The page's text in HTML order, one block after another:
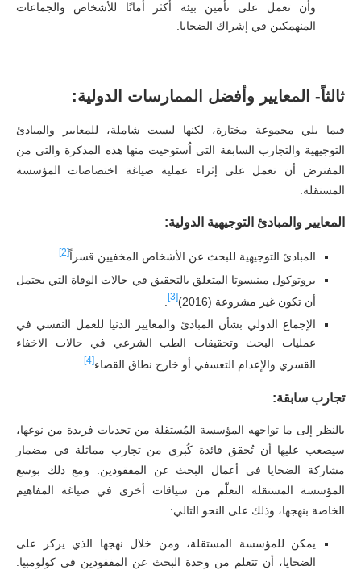
وأن تعمل على تأمين بيئة أكثر أمانًا للأشخاص والجماعات
المنهمكين في إشراك الضحايا.
ثالثاً- المعايير وأفضل الممارسات الدولية:
فيما يلي مجموعة مختارة، لكنها ليست شاملة، للمعايير والمبادئ
التوجيهية والتجارب السابقة التي اُستوحيت منها هذه المذكرة والتي من
المفترض أن تعمل على إثراء عملية صياغة اختصاصات المؤسسة
المستقلة.
المعايير والمبادئ التوجيهية الدولية:
المبادئ التوجيهية للبحث عن الأشخاص المخفيين قسراً[2]
بروتوكول مينيسوتا المتعلق بالتحقيق في حالات الوفاة التي يحتمل
أن تكون غير مشروعة (2016)
[3]
الإجماع الدولي بشأن المبادئ والمعايير الدنيا للعمل النفسي في
عمليات البحث وتحقيقات الطب الشرعي في حالات الاخفاء
القسري والإعدام التعسفي أو خارج نطاق القضاء[4]
تجارب سابقة:
بالنظر إلى ما تواجهه المؤسسة المُستقلة من تحديات فريدة من نوعها،
سيصعب عليها أن تُحقق فائدة كُبرى من تجارب مماثلة في مضمار
مشاركة الضحايا في أعمال البحث عن المفقودين. ومع ذلك بوسع
المؤسسة المستقلة التعلّم من سياقات أخرى في صياغة المفاهيم
الخاصة بنهجها، وذلك على النحو التالي:
يمكن للمؤسسة المستقلة، ومن خلال نهجها الذي يركز على
الضحايا، أن تتعلم من وحدة البحث عن المفقودين في كولومبيا.